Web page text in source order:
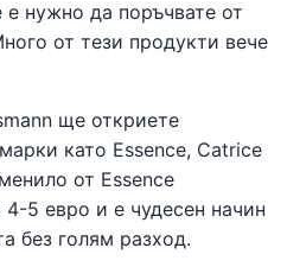
нужно да поръчвате от
от тези продукти вече
ще откриете
като Essence, Catrice
от Essence
5 евро и е чудесен начин
без голям разход.